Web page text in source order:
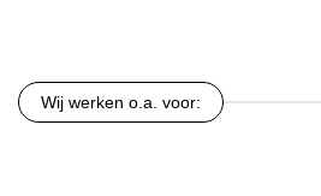
Wij werken o.a. voor: